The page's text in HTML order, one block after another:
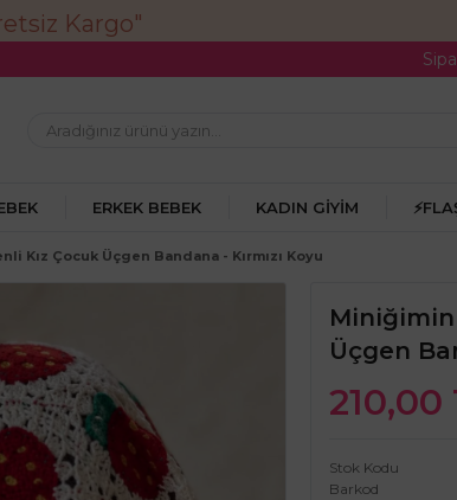
ERKEK BEBEK KADIN GIYIM
Kız Çocuk Üçgen Bandana - Kırmızı Koyu
Miniğimin
Üçgen
210,00
Stok Kodu
Barkod